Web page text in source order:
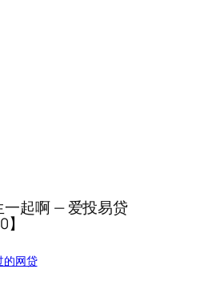
起啊 — 爱投易贷
的网贷